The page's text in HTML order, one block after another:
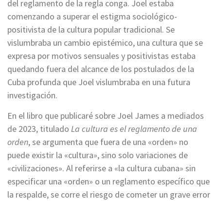
del reglamento de la regla conga. Joel estaba
comenzando a superar el estigma sociológico-
positivista de la cultura popular tradicional. Se
vislumbraba un cambio epistémico, una cultura que se
expresa por motivos sensuales y positivistas estaba
quedando fuera del alcance de los postulados de la
Cuba profunda que Joel vislumbraba en una futura
investigación.
En el libro que publicaré sobre Joel James a mediados
de 2023, titulado La cultura es el reglamento de una
orden, se argumenta que fuera de una «orden» no
puede existir la «cultura», sino solo variaciones de
«civilizaciones». Al referirse a «la cultura cubana» sin
especificar una «orden» o un reglamento específico que
la respalde, se corre el riesgo de cometer un grave error